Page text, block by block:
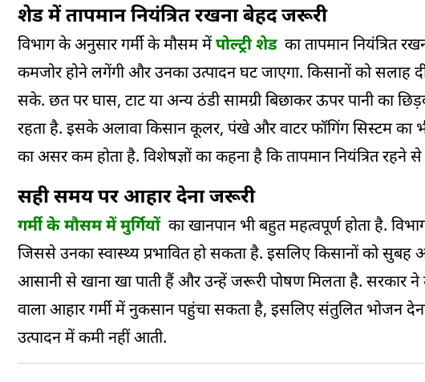
शेड में तापमान नियंत्रित रखना बेहद जरूरी
विभाग के अनुसार गर्मी के मौसम मेंपोल्ट्री शेडका तापमान नियंत्रित
कमजोर होने लगेंगी और उनका उत्पादन घट जाएगा. किसानों को सलाह
सके. छत पर घास, टाट या अन्य ठंडी सामग्री बिछाकर ऊपर पानी का
रहता है. इसके अलावा किसान कूलर, पंखे और वाटर फॉगिंग सिस्टम का
का असर कम होता है. विशेषज्ञों का कहना है कि तापमान नियंत्रित रहने
सही समय पर आहार देना जरूरी
गर्मी के मौसम में मुर्गियोंका खानपान भी बहुत महत्वपूर्ण होता है.
जिससे उनका स्वास्थ्य प्रभावित हो सकता है. इसलिए किसानों को
आसानी से खाना खा पाती हैं और उन्हें जरूरी पोषण मिलता है. सरकार ने
वाला आहार गर्मी में नुकसान पहुंचा सकता है, इसलिए संतुलित भोजन
उत्पादन में कमी नहीं आती.